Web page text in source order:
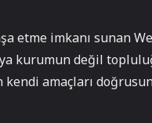
etme imkanı sunan
kurumun değil
amaçları